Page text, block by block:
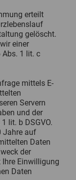
erteilt
gelöscht.
einer
1 lit. c
mittels E-
Servern
und der
lit. b DSGVO.
Jahre auf
Daten
der
Ihre Einwilligung
Daten